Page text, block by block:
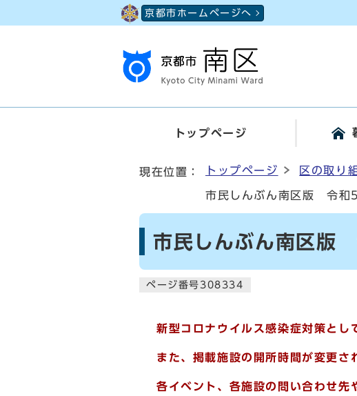
京都市ホームページへ
トップページ
現在位置： トップページ 区の取り
市民しんぶん南区版 令和
市民しんぶん南区版
ページ番号308334
新型コロナウイルス感染症対策とし
また、掲載施設の開所時間が変更さ
各イベント、各施設の問い合わせ先